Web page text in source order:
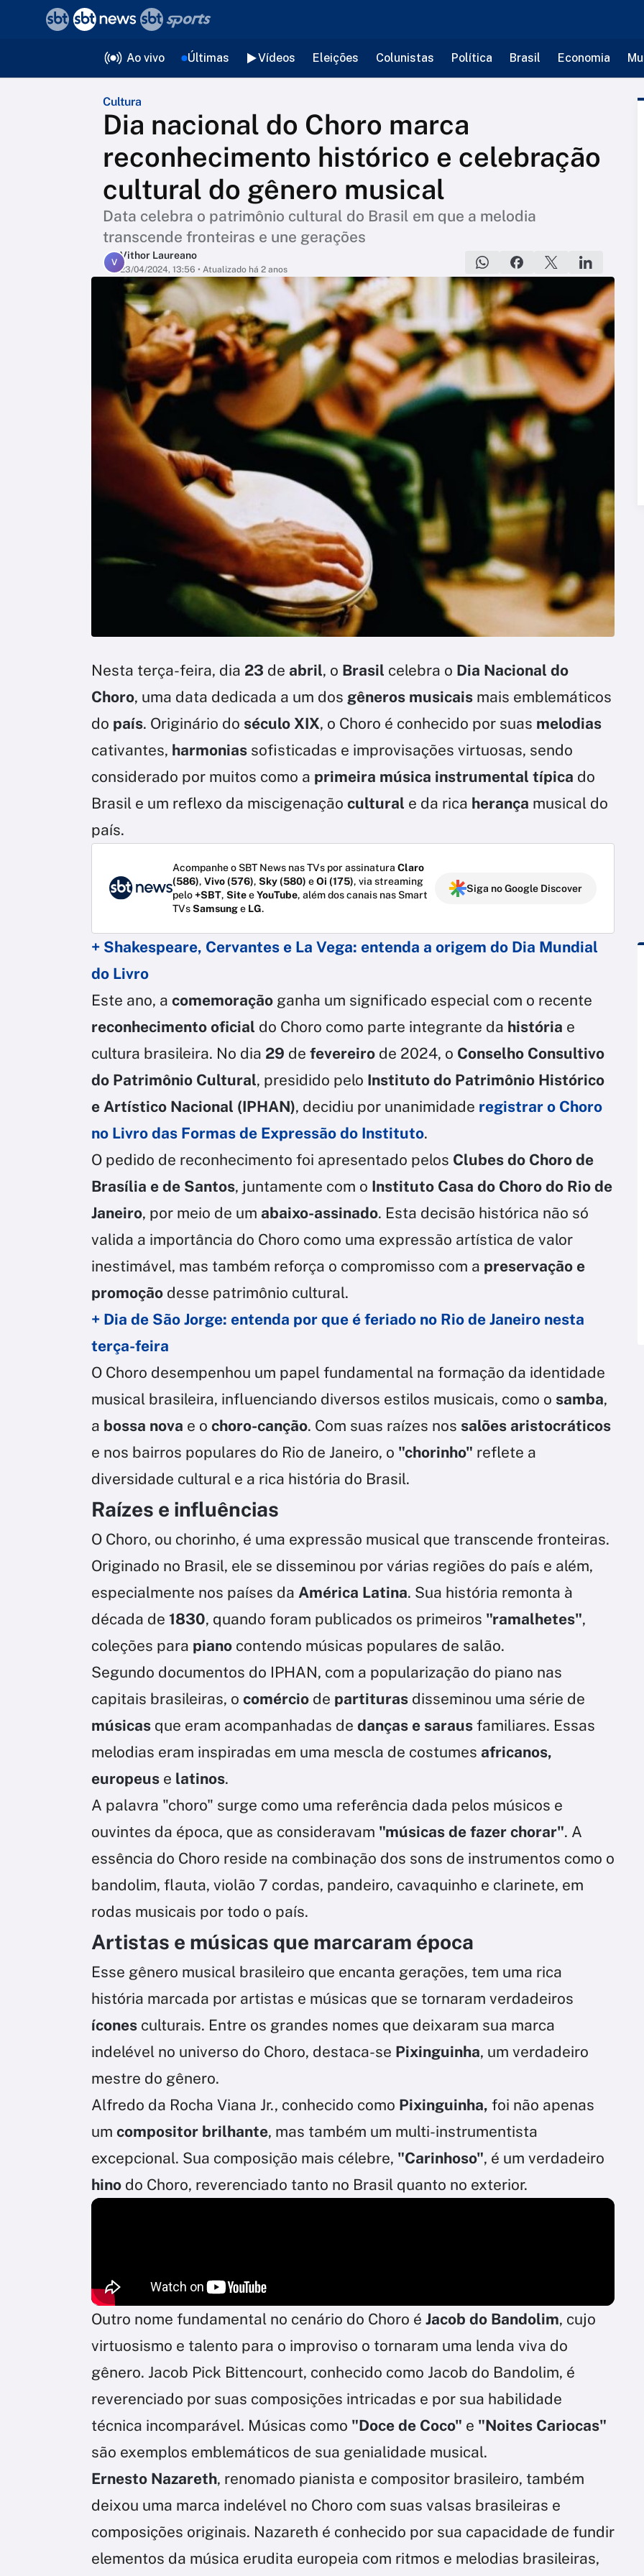
Ao vivo Últimas Vídeos Eleições Colunistas Política Brasil Economia
Cultura
Dia nacional do Choro marca
reconhecimento histórico e celebração
cultural do gênero musical
Data celebra o patrimônio cultural do Brasil em que a melodia
transcende fronteiras e une gerações
V
Vithor Laureano
23/04/2024, 13:56 • Atualizado há 2 anos
Nesta terça-feira, dia 23 de abril, o Brasil celebra o Dia Nacional do
Choro, uma data dedicada a um dos gêneros musicais mais emblemáticos
do país. Originário do século XIX, o Choro é conhecido por suas melodias
cativantes, harmonias sofisticadas e improvisações virtuosas, sendo
considerado por muitos como a primeira música instrumental típica do
Brasil e um reflexo da miscigenação cultural e da rica herança musical do
país.
Acompanhe o SBT News nas TVs por assinatura Claro
(586), Vivo (576), Sky (580) eOi (175), via streaming
pelo+SBT, SiteeYouTube, além dos canais nas Smart
TVsSamsunge LG.
Siga no Google Discover
+ Shakespeare, Cervantes e La Vega: entenda a origem do Dia Mundial
do Livro
Este ano, a comemoração ganha um significado especial com o recente
reconhecimento oficial do Choro como parte integrante da história e
cultura brasileira. No dia 29 de fevereiro de 2024, o Conselho Consultivo
do Patrimônio Cultural, presidido pelo Instituto do Patrimônio Histórico
e Artístico Nacional (IPHAN), decidiu por unanimidade registrar o Choro
no Livro das Formas de Expressão do Instituto.
O pedido de reconhecimento foi apresentado pelos Clubes do Choro de
Brasília e de Santos, juntamente com o Instituto Casa do Choro do Rio de
Janeiro, por meio de um abaixo-assinado. Esta decisão histórica não só
valida a importância do Choro como uma expressão artística de valor
inestimável, mas também reforça o compromisso com a preservação e
promoção desse patrimônio cultural.
+ Dia de São Jorge: entenda por que é feriado no Rio de Janeiro nesta
terça-feira
O Choro desempenhou um papel fundamental na formação da identidade
musical brasileira, influenciando diversos estilos musicais, como o samba,
a bossa nova e o choro-canção. Com suas raízes nos salões aristocráticos
e nos bairros populares do Rio de Janeiro, o "chorinho" reflete a
diversidade cultural e a rica história do Brasil.
Raízes e influências
O Choro, ou chorinho, é uma expressão musical que transcende fronteiras.
Originado no Brasil, ele se disseminou por várias regiões do país e além,
especialmente nos países da América Latina. Sua história remonta à
década de 1830, quando foram publicados os primeiros "ramalhetes",
coleções para piano contendo músicas populares de salão.
Segundo documentos do IPHAN, com a popularização do piano nas
capitais brasileiras, o comércio de partituras disseminou uma série de
músicas que eram acompanhadas de danças e saraus familiares. Essas
melodias eram inspiradas em uma mescla de costumes africanos,
europeus e latinos.
A palavra "choro" surge como uma referência dada pelos músicos e
ouvintes da época, que as consideravam "músicas de fazer chorar". A
essência do Choro reside na combinação dos sons de instrumentos como o
bandolim, flauta, violão 7 cordas, pandeiro, cavaquinho e clarinete, em
rodas musicais por todo o país.
Artistas e músicas que marcaram época
Esse gênero musical brasileiro que encanta gerações, tem uma rica
história marcada por artistas e músicas que se tornaram verdadeiros
ícones culturais. Entre os grandes nomes que deixaram sua marca
indelével no universo do Choro, destaca-se Pixinguinha, um verdadeiro
mestre do gênero.
Alfredo da Rocha Viana Jr., conhecido como Pixinguinha, foi não apenas
um compositor brilhante, mas também um multi-instrumentista
excepcional. Sua composição mais célebre, "Carinhoso", é um verdadeiro
hino do Choro, reverenciado tanto no Brasil quanto no exterior.
Outro nome fundamental no cenário do Choro é Jacob do Bandolim, cujo
virtuosismo e talento para o improviso o tornaram uma lenda viva do
gênero. Jacob Pick Bittencourt, conhecido como Jacob do Bandolim, é
reverenciado por suas composições intricadas e por sua habilidade
técnica incomparável. Músicas como "Doce de Coco" e "Noites Cariocas"
são exemplos emblemáticos de sua genialidade musical.
Ernesto Nazareth, renomado pianista e compositor brasileiro, também
deixou uma marca indelével no Choro com suas valsas brasileiras e
composições originais. Nazareth é conhecido por sua capacidade de fundir
elementos da música erudita europeia com ritmos e melodias brasileiras,
voltar
Editorias